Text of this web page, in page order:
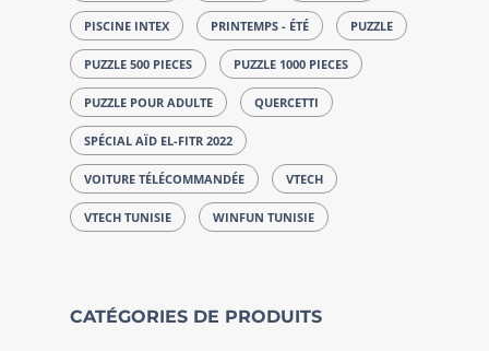
PISCINE INTEX PRINTEMPS - ÉTÉ PUZZLE
PUZZLE 500 PIECES PUZZLE 1000 PIECES
PUZZLE POUR ADULTE QUERCETTI
SPÉCIAL AÏD EL-FITR 2022
VOITURE TÉLÉCOMMANDÉE VTECH
VTECH TUNISIE WINFUN TUNISIE
CATÉGORIES DE PRODUITS